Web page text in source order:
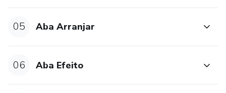
05 Aba Arranjar
06 Aba Efeito